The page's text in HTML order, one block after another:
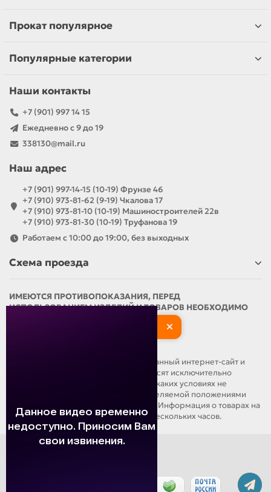
Прокат популярное
Популярные категории
Наши контакты
+7 (901) 997 14 15
Ежедневно с 9 до 19
338130@mail.ru
Наш адрес
+7 (901) 997-14-15 (10-19) Фрунзе 46
+7 (910) 973-81-62 (9-19) Чкалова 17
+7 (910) 973-81-10 (10-19) Машиностроителей 22в
+7 (910) 973-81-30 (10-19) Труфанова 19
Работаем с 10:00 до 19:00, без выходных
Схема проезда
ИМЕЮТСЯ ПРОТИВОПОКАЗАНИЯ, ПЕРЕД
ИСПОЛЬЗОВАНИЕМ ИЗДЕЛИЙ И ТОВАРОВ НЕОБХОДИМО
ОЗНАКОМИТЬСЯ С ИНСТРУКЦИЕЙ И
ОБРАЩАЕМ ВАШЕ ВНИМАНИЕ, что данный интернет-сайт и
материалы, размещенные на нем, носят исключительно
информационный характер и ни при каких условиях не
являются публичной офертой, определяемой положениями
статьи 437 Гражданского кодекса РФ. Информация о товарах на
сайте может обновляться в течение нескольких часов.